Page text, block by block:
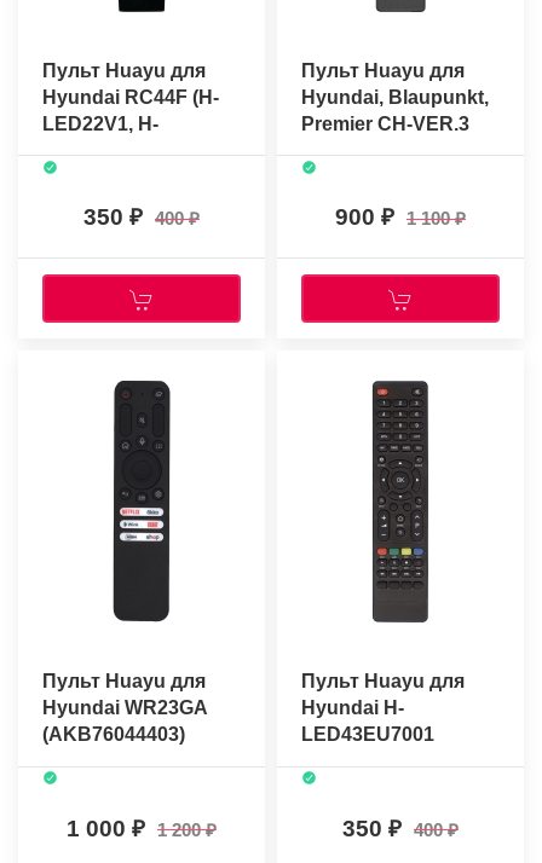
Пульт Huayu для
Hyundai RC44F (H-
LED22V1, H-
LED24V5)
350 400
Пульт Huayu для
Hyundai, Blaupunkt,
Premier CH-VER.3
(голосовое
управление) +
батарейки
900 1 100
Пульт Huayu для
Hyundai WR23GA
(AKB76044403)
управление) +
1 000 1 200
Пульт Huayu для
Hyundai H-
LED43EU7001
350 400